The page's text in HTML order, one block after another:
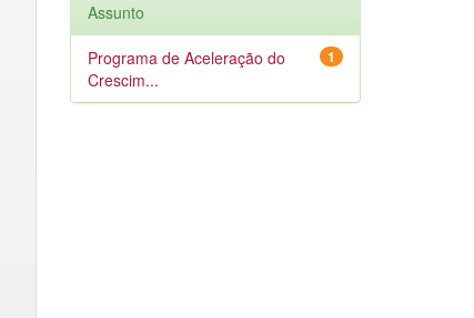
Assunto
1
Programa de Aceleração do
Crescim...